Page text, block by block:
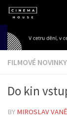
Skip to
FILMOVÉ NOVINKY
Do kin
BY MIROSLAV